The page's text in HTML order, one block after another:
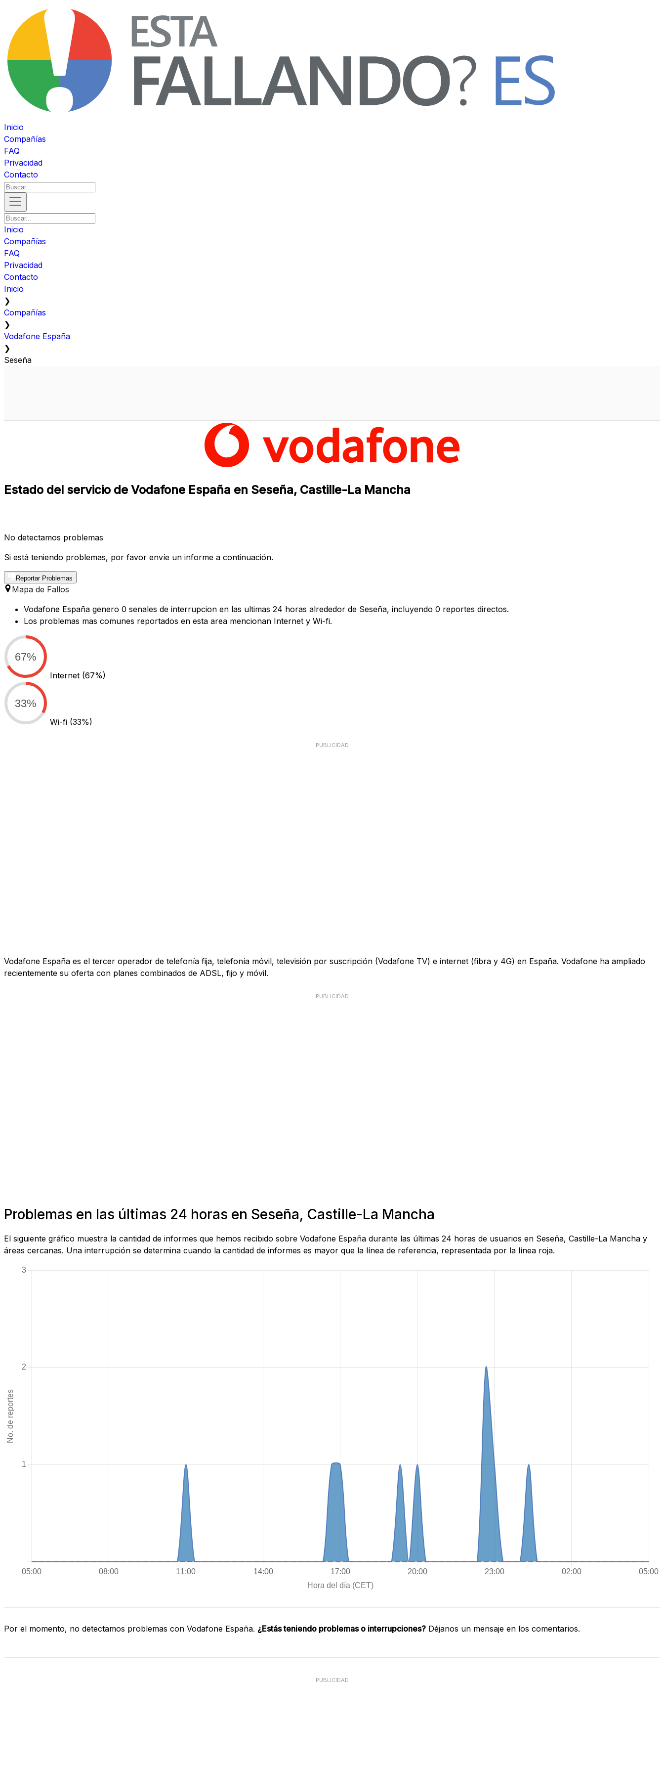
Inicio
Compañías
FAQ
Privacidad
Contacto
Inicio
Compañías
FAQ
Privacidad
Contacto
Inicio
❯
Compañías
❯
Vodafone España
❯
Seseña
Estado del servicio de Vodafone España en Seseña, Castille-La Mancha
No detectamos problemas
Si está teniendo problemas, por favor envíe un informe a continuación.
Reportar Problemas
Mapa de Fallos
Vodafone España genero 0 senales de interrupcion en las ultimas 24 horas alrededor de Seseña, incluyendo 0 reportes directos.
Los problemas mas comunes reportados en esta area mencionan Internet y Wi-fi.
67%
Internet (67%)
33%
Wi-fi (33%)
PUBLICIDAD
Vodafone España es el tercer operador de telefonía fija, telefonía móvil, televisión por suscripción (Vodafone TV) e internet (fibra y 4G) en España. Vodafone ha ampliado
recientemente su oferta con planes combinados de ADSL, fijo y móvil.
PUBLICIDAD
Problemas en las últimas 24 horas en Seseña, Castille-La Mancha
El siguiente gráfico muestra la cantidad de informes que hemos recibido sobre Vodafone España durante las últimas 24 horas de usuarios en Seseña, Castille-La Mancha y
áreas cercanas. Una interrupción se determina cuando la cantidad de informes es mayor que la línea de referencia, representada por la línea roja.
Por el momento, no detectamos problemas con Vodafone España. ¿Estás teniendo problemas o interrupciones? Déjanos un mensaje en los comentarios.
PUBLICIDAD